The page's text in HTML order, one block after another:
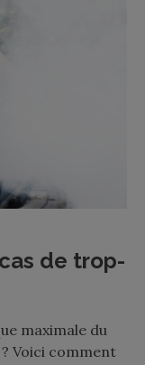
de trop-
maximale du
Voici comment